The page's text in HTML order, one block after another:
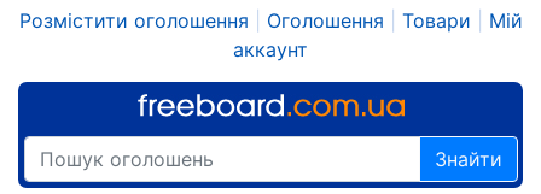
Розмістити оголошення Оголошення Товари
Мій
аккаунт
Знайти